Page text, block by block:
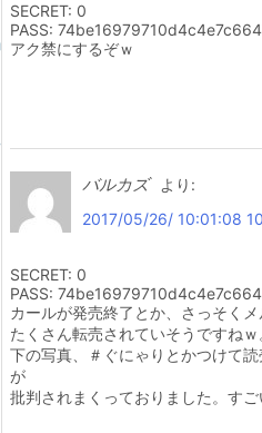
SECRET: 0
PASS:
アク禁にするぞｗ
バルカズ
より:
2017/05/26/ 10:01:08
SECRET: 0
PASS:
カールが発売終了とか、さっそく
たくさん転売されていそうですねｗ
下の写真、＃ぐにゃりとかつけて
が
批判されまくっておりました。すご